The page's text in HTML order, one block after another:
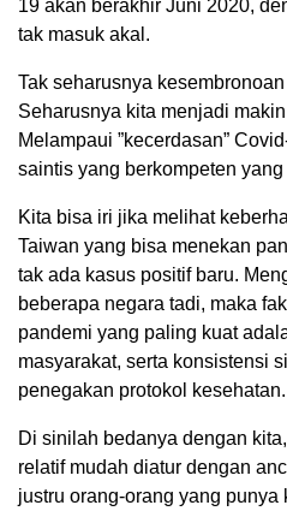
19 akan berakhir Juni 2020,
tak masuk akal.
Tak seharusnya
Seharusnya kita menjadi
Melampaui ”kecerdasan”
saintis yang berkompeten yang
Kita bisa iri jika melihat
Taiwan yang bisa menekan
tak ada kasus positif baru.
beberapa negara tadi, maka
pandemi yang paling kuat
masyarakat, serta konsistensi
penegakan protokol kesehatan.
Di sinilah bedanya dengan
relatif mudah diatur dengan
justru orang-orang yang punya